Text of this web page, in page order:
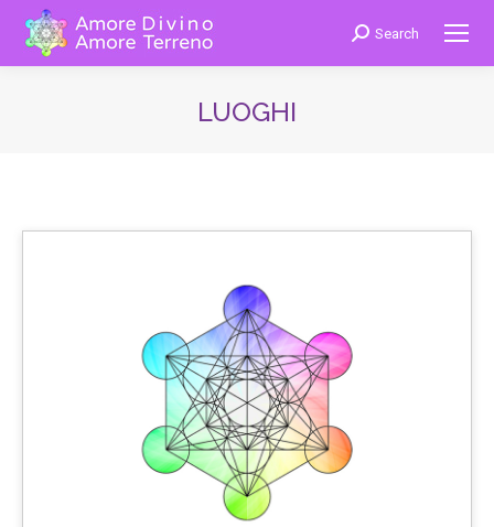
Cerca:Search
LUOGHI